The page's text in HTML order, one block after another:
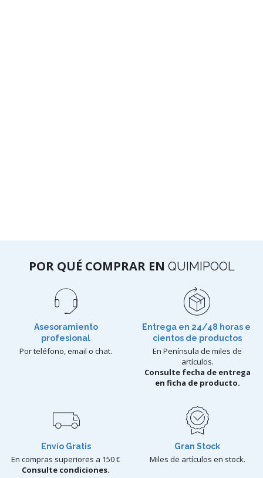
POR QUÉ COMPRAR EN QUIMIPOOL
Asesoramiento
profesional
Por teléfono, email o chat.
Entrega en 24/48 horas e
cientos de productos
En Península de miles de
artículos.
Consulte fecha de entrega
en ficha de producto.
Envío Gratis
En compras superiores a 150 €
Consulte condiciones.
Gran Stock
Miles de artículos en stock.